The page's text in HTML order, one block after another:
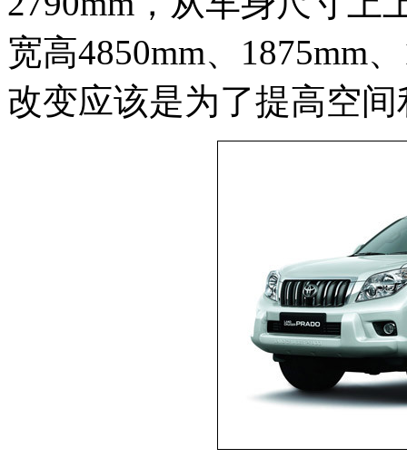
宽高4850mm、1875mm
改变应该是为了提高空